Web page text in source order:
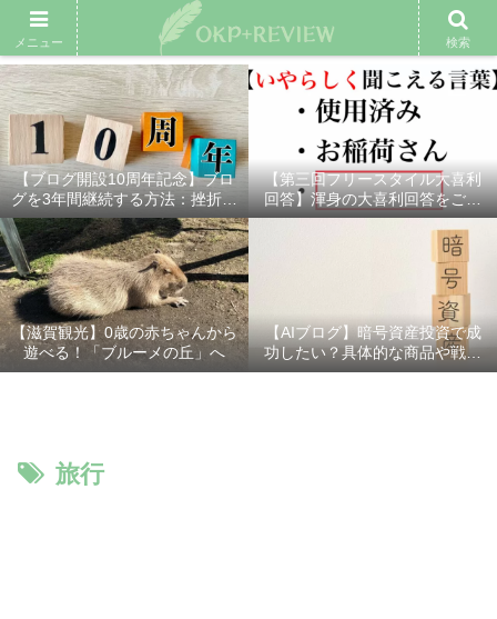
雑記ブログ プロフィール 余興動画 ベスト大喜利 スポ
【ブログ開設10周年記念】ブロ
グを3年間継続する方法：挫折し
ないための7つの秘訣
【第三回フリースタイル大喜利
回答】渾身の大喜利回答をご紹
介！
【滋賀観光】0歳の赤ちゃんから
遊べる！「ブルーメの丘」へ
【AIブログ】暗号資産投資で成
功したい？具体的な商品や戦略
を分かりやすく解説！
旅行
メニュー 検索